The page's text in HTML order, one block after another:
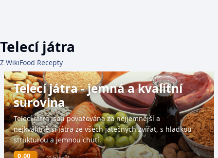
Telecí játra
Z WikiFood Recepty
Telecí játra - jemná a kvalitní
surovina
Telecí játra jsou považována za nejjemnější a
nejkvalitnější játra ze všech jatečných zvířat, s hladkou
strukturou a jemnou chutí.
0.00